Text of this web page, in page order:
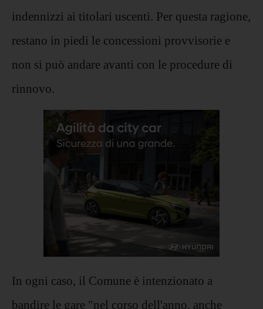
indennizzi ai titolari uscenti. Per questa ragione,
restano in piedi le concessioni provvisorie e
non si può andare avanti con le procedure di
rinnovo.
In ogni caso, il Comune è intenzionato a
bandire le gare "nel corso dell'anno, anche